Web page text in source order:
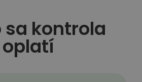
sa kontrola
oplatí